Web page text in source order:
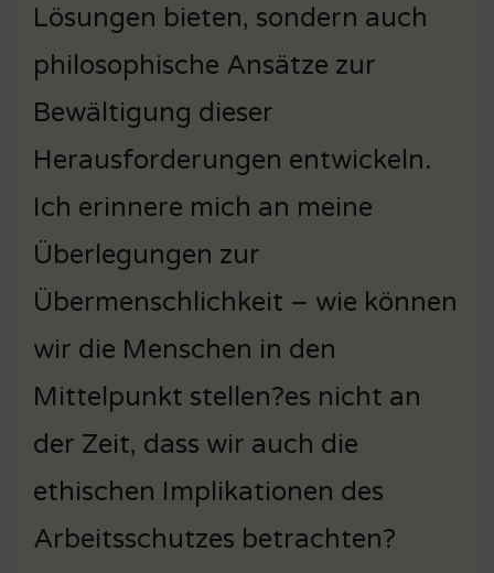
Lösungen bieten, sondern auch
philosophische Ansätze zur
Bewältigung dieser
Herausforderungen entwickeln.
Ich erinnere mich an meine
Überlegungen zur
Übermenschlichkeit – wie können
wir die Menschen in den
Mittelpunkt stellen?es nicht an
der Zeit, dass wir auch die
ethischen Implikationen des
Arbeitsschutzes betrachten?